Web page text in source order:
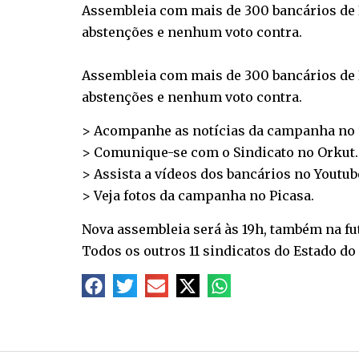
Assembleia com mais de 300 bancários
abstenções e nenhum voto contra.
Assembleia com mais de 300 bancários
abstenções e nenhum voto contra.
> Acompanhe as notícias da campanha no
> Comunique-se com o Sindicato no Orkut.
> Assista a vídeos dos bancários no
> Veja fotos da campanha no Picasa.
Nova assembleia será às 19h, também na
Todos os outros 11 sindicatos do Estado